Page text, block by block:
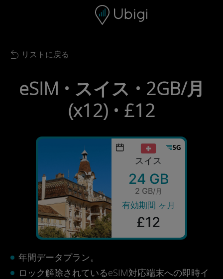
ナビゲーションバー フッター
Back to list
リストに戻る
eSIM • スイス • 2GB/月
(x12) • £12
スイス
24 GB
2 GB/月
有効期間 ヶ月
£12
年間データプラン。
ロック解除されているeSIM対応端末への即時イ